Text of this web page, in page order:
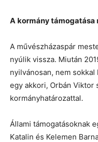
A kormány támogatása
A művészházaspár
nyúlik vissza. Miután
nyilvánosan, nem
egy akkori, Orbán Viktor
kormányhatározattal.
Állami támogatásoknak
Katalin és Kelemen